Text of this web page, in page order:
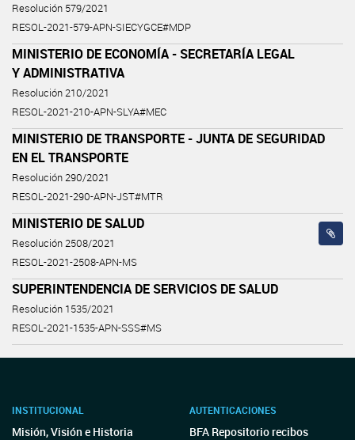
Resolución 579/2021
RESOL-2021-579-APN-SIECYGCE#MDP
MINISTERIO DE ECONOMÍA - SECRETARÍA LEGAL
Y ADMINISTRATIVA
Resolución 210/2021
RESOL-2021-210-APN-SLYA#MEC
MINISTERIO DE TRANSPORTE - JUNTA DE SEGURIDAD
EN EL TRANSPORTE
Resolución 290/2021
RESOL-2021-290-APN-JST#MTR
MINISTERIO DE SALUD
Resolución 2508/2021
RESOL-2021-2508-APN-MS
SUPERINTENDENCIA DE SERVICIOS DE SALUD
Resolución 1535/2021
RESOL-2021-1535-APN-SSS#MS
INSTITUCIONAL
Misión, Visión e Historia
AUTENTICACIONES
BFA Repositorio recibos